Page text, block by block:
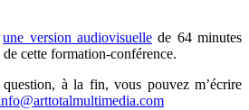
une version audiovisuellede 64 minutes
de cette formation-conférence.
à la fin, vous pouvez m’écrire